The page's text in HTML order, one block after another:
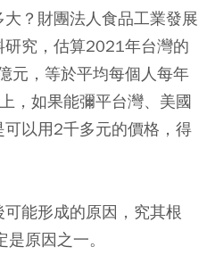
？財團法人食品工業發展
究，估算2021年台灣的
元，等於平均每個人每年
，如果能彌平台灣、美國
以用2千多元的價格，得
能形成的原因，究其根
原因之一。